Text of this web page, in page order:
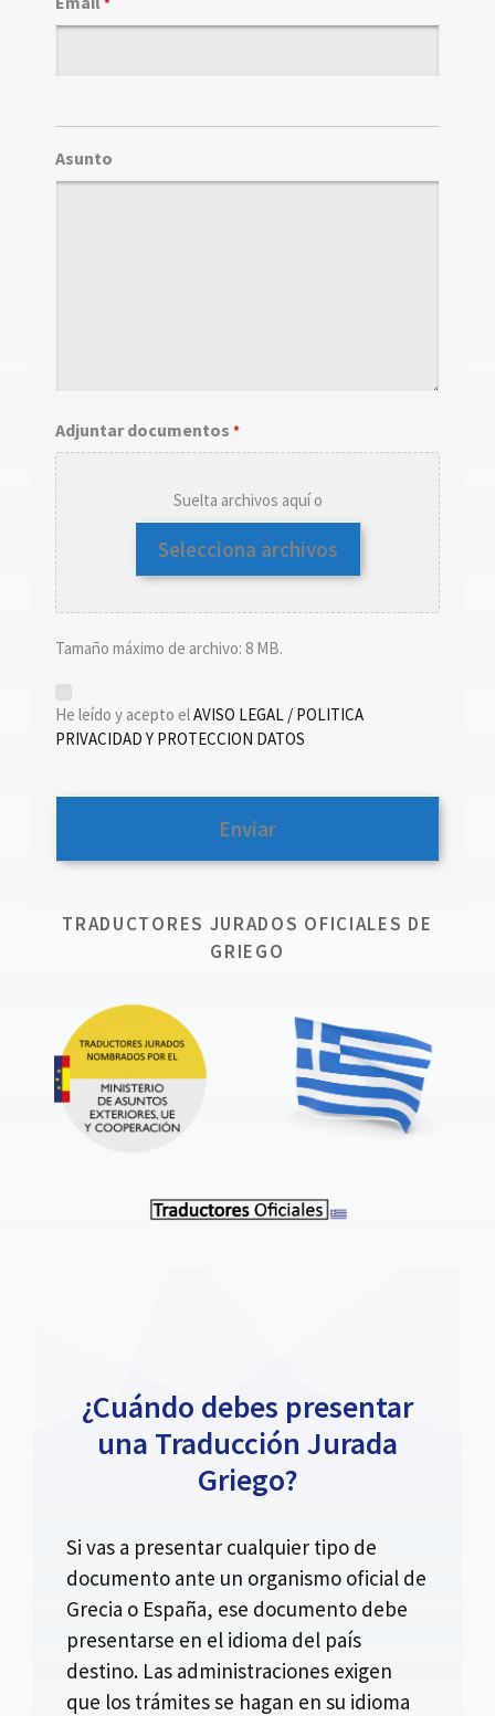
Asunto
Adjuntar documentos *
Suelta archivos aquí o
Selecciona archivos
Tamaño máximo de archivo: 8 MB.
He leído y acepto elAVISO LEGAL / POLITICA
PRIVACIDAD Y PROTECCION DATOS
TRADUCTORES JURADOS OFICIALES DE
GRIEGO
¿Cuándo debes presentar
una Traducción Jurada
Griego?
Si vas a presentar cualquier tipo de
documento ante un organismo oficial de
Grecia o España, ese documento debe
presentarse en el idioma del país
destino. Las administraciones exigen
que los trámites se hagan en su idioma